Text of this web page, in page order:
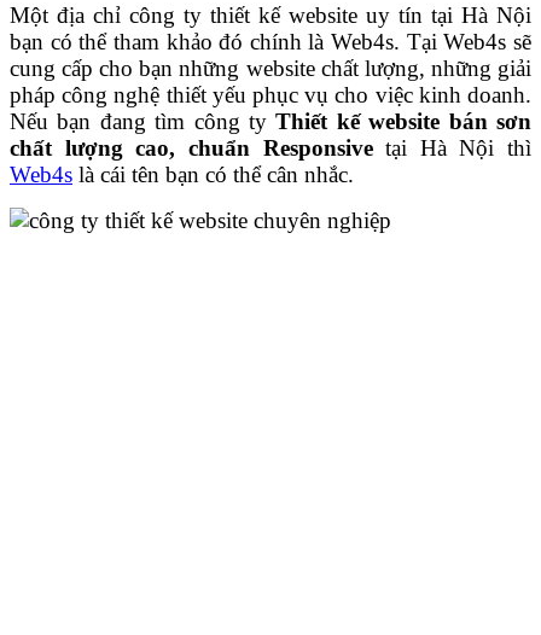
Một địa chỉ công ty thiết kế website uy tín tại Hà Nội
bạn có thể tham khảo đó chính là Web4s. Tại Web4s sẽ
cung cấp cho bạn những website chất lượng, những giải
pháp công nghệ thiết yếu phục vụ cho việc kinh doanh.
Nếu bạn đang tìm công tyThiết kế website bán sơn
chất lượng cao, chuẩn Responsivetại Hà Nội thì
Web4s là cái tên bạn có thể cân nhắc.